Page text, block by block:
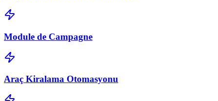
Module de Campagne
Araç Kiralama Otomasyonu